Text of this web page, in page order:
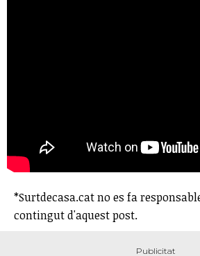
*Surtdecasa.cat no es fa
contingut d'aquest post.